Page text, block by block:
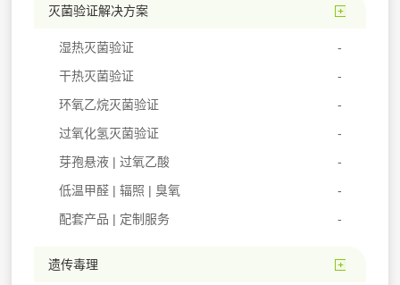
灭菌验证解决方案
湿热灭菌验证
干热灭菌验证
环氧乙烷灭菌验证
过氧化氢灭菌验证
芽孢悬液 | 过氧乙酸
低温甲醛 | 辐照 | 臭氧
配套产品 | 定制服务
遗传毒理